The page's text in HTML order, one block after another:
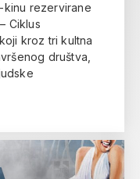
kinu rezervirane
Ciklus
kroz tri kultna
društva,